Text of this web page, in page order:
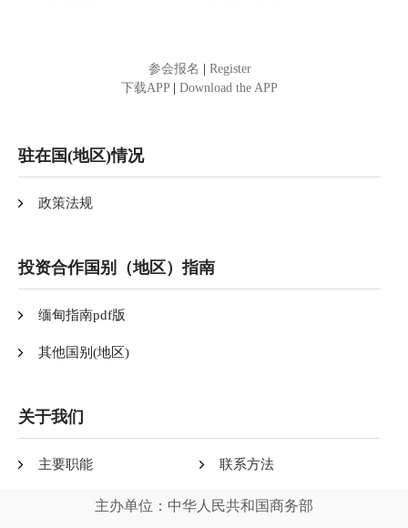
参会报名
Register
下载APP
Download the APP
驻在国(地区)情况
政策法规
投资合作国别（地区）指南
缅甸指南pdf版
其他国别(地区)
关于我们
主要职能 联系方法
主办单位：中华人民共和国商务部